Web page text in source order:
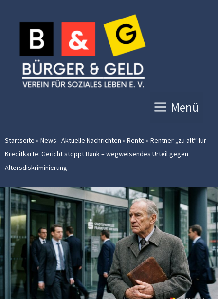
Inhalt
springen
Menü
Startseite » News - Aktuelle Nachrichten » Rente » Rentner „zu alt“ für
Kreditkarte: Gericht stoppt Bank – wegweisendes Urteil gegen
Altersdiskriminierung